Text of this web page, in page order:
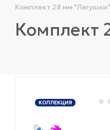
Комплект 28 мм "Лягушки"
Комплект
КОЛЛЕКЦИЯ